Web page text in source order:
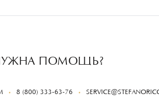
ПОМОЩЬ?
8 (800) 333-63-76